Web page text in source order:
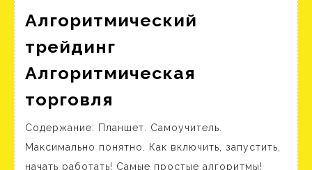
Алгоритмический
трейдинг
Алгоритмическая
торговля
Алгоритмическая
торговля
Содержание: Планшет. Самоучитель.
Максимально понятно. Как включить, запустить,
начать работать! Самые простые алгоритмы!